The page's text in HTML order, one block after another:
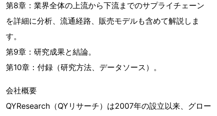
第8章：業界全体の上流から下流までのサプライチェーン
を詳細に分析、流通経路、販売モデルも含めて解説しま
す。
第9章：研究成果と結論。
第10章：付録（研究方法、データソース）。
会社概要
QYResearch（QYリサーチ）は2007年の設立以来、グロー